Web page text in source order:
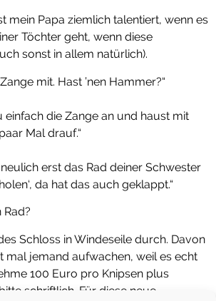
mein Papa ziemlich talentiert, wenn es
Töchter geht, wenn diese
sonst in allem natürlich).
mit. Hast ’nen Hammer?“
einfach die Zange an und haust mit
Mal drauf.“
erst das Rad deiner Schwester
da hat das auch geklappt.“
Rad?
Schloss in Windeseile durch. Davon
mal jemand aufwachen, weil es echt
100 Euro pro Knipsen plus
schriftlich. Für diese neue